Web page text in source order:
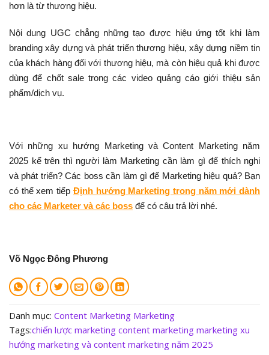
hơn là từ thương hiệu.
Nội dung UGC chẳng những tạo được hiệu ứng tốt khi làm
branding xây dựng và phát triển thương hiệu, xây dựng niềm tin
của khách hàng đối với thương hiệu, mà còn hiệu quả khi được
dùng để chốt sale trong các video quảng cáo giới thiệu sản
phẩm/dịch vụ.
Với những xu hướng Marketing và Content Marketing năm
2025 kể trên thì người làm Marketing cần làm gì để thích nghi
và phát triển? Các boss cần làm gì để Marketing hiệu quả? Bạn
có thể xem tiếp Định hướng Marketing trong năm mới dành
cho các Marketer và các boss để có câu trả lời nhé.
Võ Ngọc Đông Phương
Danh mục: Content Marketing Marketing
Tags:chiến lược marketing content marketing marketing xu
hướng marketing và content marketing năm 2025